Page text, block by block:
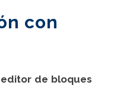
con
editor de bloques